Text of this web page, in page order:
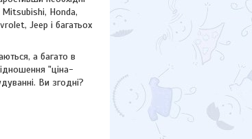
Mitsubishi, Honda,
Jeep і багатьох
а багато в
"ціна-
Ви згодні?